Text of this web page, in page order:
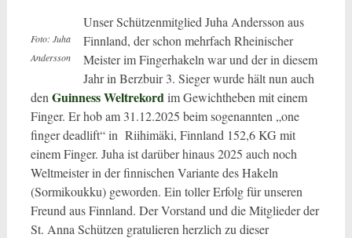
Foto: Juha
Andersson
Unser Schützenmitglied Juha Andersson aus
Finnland, der schon mehrfach Rheinischer
Meister im Fingerhakeln war und der in diesem
Jahr in Berzbuir 3. Sieger wurde hält nun auch
den Guinness Weltrekordim Gewichtheben mit einem
Finger. Er hob am 31.12.2025 beim sogenannten „one
finger deadlift“ in Riihimäki, Finnland 152,6 KG mit
einem Finger. Juha ist darüber hinaus 2025 auch noch
Weltmeister in der finnischen Variante des Hakeln
(Sormikoukku) geworden. Ein toller Erfolg für unseren
Freund aus Finnland. Der Vorstand und die Mitglieder der
St. Anna Schützen gratulieren herzlich zu dieser